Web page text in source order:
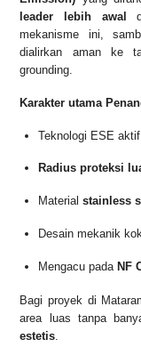
leader lebih awal
mekanisme ini,
dialirkan aman ke
grounding.
Karakter utama
Teknologi ESE
Radius proteksi
Materialstainless
Desain mekanik
Mengacu pada NF
Bagi proyek di
area luas tanpa
estetis.